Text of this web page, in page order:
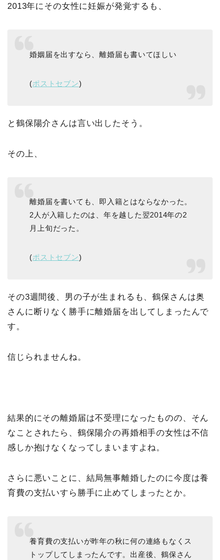
2013年にその女性に妊娠が発覚するも、
婚姻届を出すなら、離婚届も書いてほしい
(ポストセブン)
と鶴保陽介さんは言い出したそう。
その上、
離婚届を書いても、即入籍とはならなかった。
2人が入籍したのは、年を越した翌2014年の2
月上旬だった。
(ポストセブン)
その3週間後、男の子が生まれるも、鶴保さんは奥
さんに断りなく勝手に離婚届を出してしまったんで
す。
信じられませんね。
結果的にその離婚届は不受理になったものの、そん
なことされたら、鶴保陽介の再婚相手の女性は不信
感しか抱けなくなってしまいますよね。
さらに悪いことに、結局無事離婚したのに今度は養
育費の支払いすら勝手に止めてしまったとか。
養育費の支払いが昨年の秋に何の連絡もなくス
トップしてしまったんです。出産後、鶴保さん